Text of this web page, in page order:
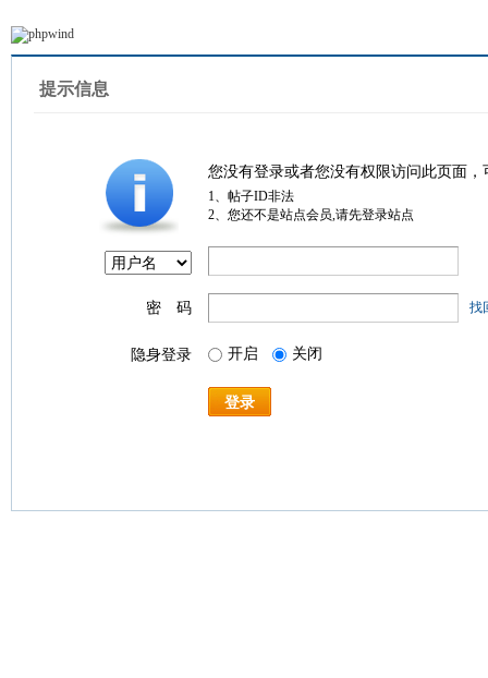
提示信息
您没有登录或者您没有权限访问此页面
1、帖子ID非法
2、您还不是站点会员,请先登录站点
密 码 找
隐身登录 开启 关闭
登录